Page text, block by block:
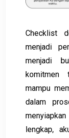
Checklist
menjadi
menjadi
komitmen
mampu
dalam
lengkap,